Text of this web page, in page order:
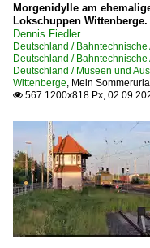
Morgenidylle am
Lokschuppen
Dennis Fiedler
Deutschland /
Deutschland /
Deutschland / Museen und
Wittenberge, Mein
 567 1200x818 Px,